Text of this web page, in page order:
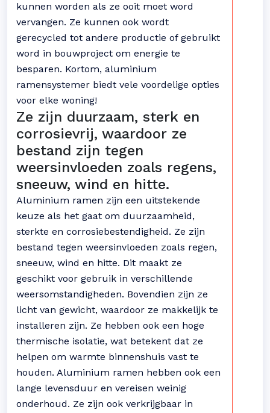
kunnen worden als ze ooit moet word
vervangen. Ze kunnen ook wordt
gerecycled tot andere productie of gebruikt
word in bouwproject om energie te
besparen. Kortom, aluminium
ramensystemer biedt vele voordelige opties
voor elke woning!
Ze zijn duurzaam, sterk en
corrosievrij, waardoor ze
bestand zijn tegen
weersinvloeden zoals regens,
sneeuw, wind en hitte.
Aluminium ramen zijn een uitstekende
keuze als het gaat om duurzaamheid,
sterkte en corrosiebestendigheid. Ze zijn
bestand tegen weersinvloeden zoals regen,
sneeuw, wind en hitte. Dit maakt ze
geschikt voor gebruik in verschillende
weersomstandigheden. Bovendien zijn ze
licht van gewicht, waardoor ze makkelijk te
installeren zijn. Ze hebben ook een hoge
thermische isolatie, wat betekent dat ze
helpen om warmte binnenshuis vast te
houden. Aluminium ramen hebben ook een
lange levensduur en vereisen weinig
onderhoud. Ze zijn ook verkrijgbaar in